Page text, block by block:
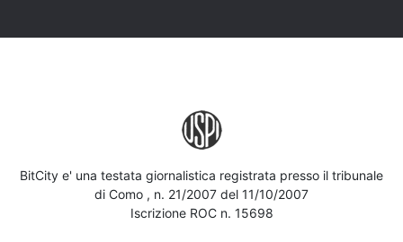
BitCity e' una testata giornalistica registrata presso il tribunale
di Como , n. 21/2007 del 11/10/2007
Iscrizione ROC n. 15698